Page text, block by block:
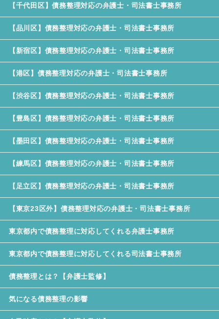
【千代田区】債務整理対応の弁護士・司法書士事務所
【品川区】債務整理対応の弁護士・司法書士事務所
【新宿区】債務整理対応の弁護士・司法書士事務所
【港区】債務整理対応の弁護士・司法書士事務所
【渋谷区】債務整理対応の弁護士・司法書士事務所
【豊島区】債務整理対応の弁護士・司法書士事務所
【墨田区】債務整理対応の弁護士・司法書士事務所
【練馬区】債務整理対応の弁護士・司法書士事務所
【足立区】債務整理対応の弁護士・司法書士事務所
【東京23区外】債務整理対応の弁護士・司法書士事務所
東京都内で債務整理に対応してくれる弁護士事務所
東京都内で債務整理に対応してくれる司法書士事務所
債務整理とは？【弁護士監修】
気になる債務整理の影響